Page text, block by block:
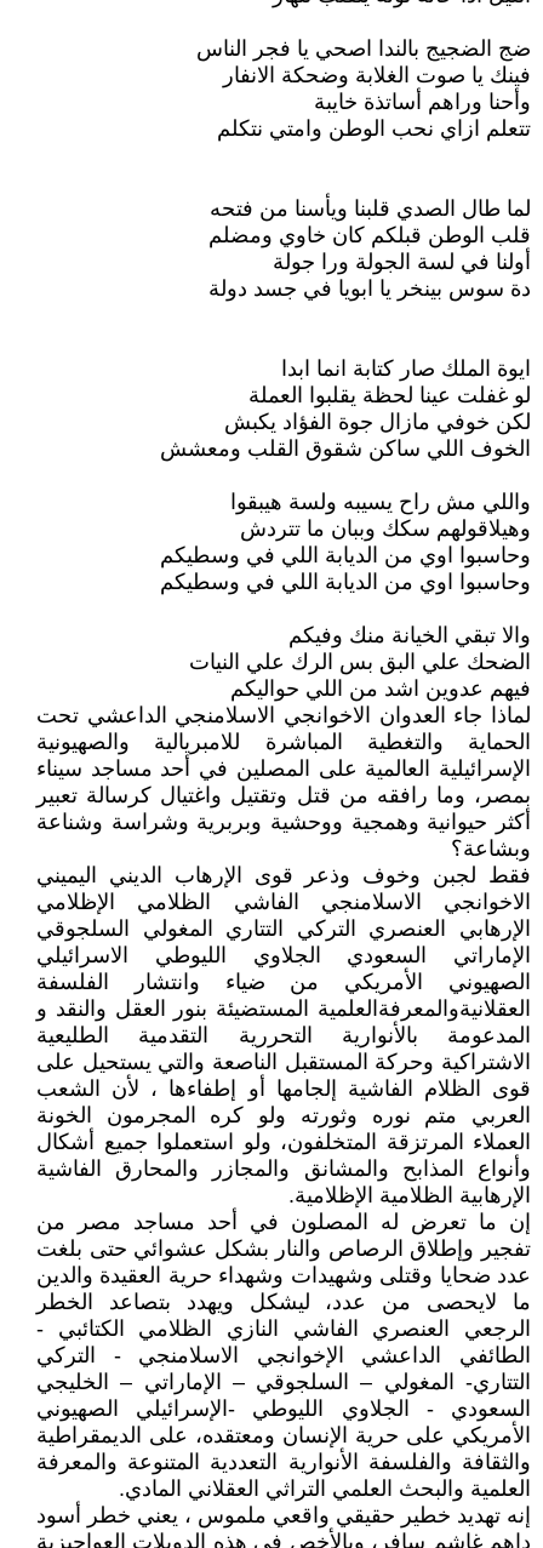
ضج الضجيج بالندا اصحي يا فجر الناس
فينك يا صوت الغلابة وضحكة الانفار
وأحنا وراهم أساتذة خايبة
تتعلم ازاي نحب الوطن وامتي نتكلم
لما طال الصدي قلبنا ويأسنا من فتحه
قلب الوطن قبلكم كان خاوي ومضلم
أولنا في لسة الجولة ورا جولة
دة سوس بينخر يا ابويا في جسد دولة
ايوة الملك صار كتابة انما ابدا
لو غفلت عينا لحظة يقلبوا العملة
لكن خوفي مازال جوة الفؤاد يكبش
الخوف اللي ساكن شقوق القلب ومعشش
واللي مش راح يسيبه ولسة هيبقوا
وهيلاقولهم سكك وببان ما تتردش
وحاسبوا اوي من الديابة اللي في وسطيكم
وحاسبوا اوي من الديابة اللي في وسطيكم
والا تبقي الخيانة منك وفيكم
الضحك علي البق بس الرك علي النيات
فيهم عدوين اشد من اللي حواليكم
لماذا جاء العدوان الاخوانجي الاسلامنجي الداعشي تحت
الحماية والتغطية المباشرة للامبريالية والصهيونية
الإسرائيلية العالمية على المصلين في أحد مساجد سيناء
بمصر، وما رافقه من قتل وتقتيل واغتيال كرسالة تعبير
أكثر حيوانية وهمجية ووحشية وبربرية وشراسة وشناعة
وبشاعة؟
فقط لجبن وخوف وذعر قوى الإرهاب الديني اليميني
الاخوانجي الاسلامنجي الفاشي الظلامي الإظلامي
الإرهابي العنصري التركي التتاري المغولي السلجوقي
الإماراتي السعودي الجلاوي الليوطي الاسرائيلي
الصهيوني الأمريكي من ضياء وانتشار الفلسفة
العقلانيةوالمعرفةالعلمية المستضيئة بنور العقل والنقد و
المدعومة بالأنوارية التحررية التقدمية الطليعية
الاشتراكية وحركة المستقبل الناصعة والتي يستحيل على
قوى الظلام الفاشية إلجامها أو إطفاءها ، لأن الشعب
العربي متم نوره وثورته ولو كره المجرمون الخونة
العملاء المرتزقة المتخلفون، ولو استعملوا جميع أشكال
وأنواع المذابح والمشانق والمجازر والمحارق الفاشية
الإرهابية الظلامية الإظلامية.
إن ما تعرض له المصلون في أحد مساجد مصر من
تفجير وإطلاق الرصاص والنار بشكل عشوائي حتى بلغت
عدد ضحايا وقتلى وشهيدات وشهداء حرية العقيدة والدين
ما لايحصى من عدد، ليشكل ويهدد بتصاعد الخطر
الرجعي العنصري الفاشي النازي الظلامي الكتائبي -
الطائفي الداعشي الإخوانجي الاسلامنجي - التركي
التتاري- المغولي – السلجوقي – الإماراتي – الخليجي
السعودي - الجلاوي الليوطي -الإسرائيلي الصهيوني
الأمريكي على حرية الإنسان ومعتقده، على الديمقراطية
والثقافة والفلسفة الأنوارية التعددية المتنوعة والمعرفة
العلمية والبحث العلمي التراثي العقلاني المادي.
إنه تهديد خطير حقيقي واقعي ملموس ، يعني خطر أسود
داهم غاشم سافر، وبالأخص في هذه الدويلات العواجيزية